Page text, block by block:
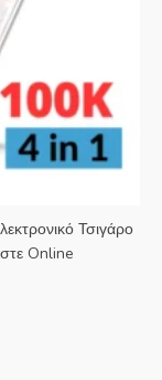
Τσιγάρο
Online